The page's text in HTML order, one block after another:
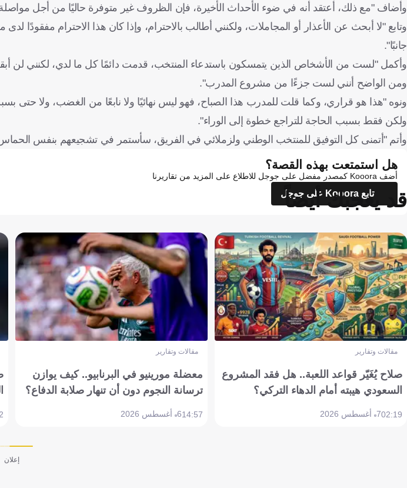
وأضاف "مع ذلك، أعتقد أنه في ضوء الأحداث الأخيرة، فإن الظروف غير متوفرة حاليًا من أجل
وتابع "لا أبحث عن الأعذار أو المجاملات، ولكنني أطالب بالاحترام، وإذا كان هذا الاحترام مفقودًا
جانبًا".
وأكمل "لست من الأشخاص الذين يتمسكون باستدعاء المنتخب، قدمت دائمًا كل ما لدي، لكنني لن
ومن الواضح أنني لست جزءًا من مشروع المدرب".
ونوه "هذا هو قراري، وكما قلت للمدرب هذا الصباح، فهو ليس نهائيًا ولا نابعًا من الغضب، ولا حتى
ولكن فقط بسبب الحاجة للتراجع خطوة إلى الوراء".
وأتم "أتمنى كل التوفيق للمنتخب الوطني ولزملائي في الفريق، سأستمر في تشجيعهم بنفس
هل استمتعت بهذه القصة؟
أضف Kooora كمصدر مفضل على جوجل للاطلاع على المزيد من تقاريرنا
تابع Kooora على جوجل
قد يعجبك أيضاً
مقالات وتقارير
صلاح يُغَيّر قواعد اللعبة.. هل فقد المشروع
السعودي هيبته أمام الدهاء التركي؟
02:197 أغسطس 2026
مقالات وتقارير
معضلة مورينيو في البرنابيو.. كيف يوازن
ترسانة النجوم دون أن تنهار صلابة الدفاع؟
14:576 أغسطس 2026
إعلان